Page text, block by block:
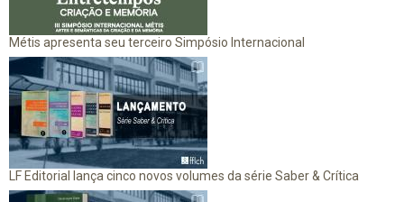
Métis apresenta seu terceiro Simpósio Internacional
LF Editorial lança cinco novos volumes da série Saber & Crítica